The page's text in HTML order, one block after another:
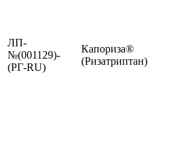
ЛП-
№(001129)-
(РГ-RU)
Капориза®
(Ризатриптан)